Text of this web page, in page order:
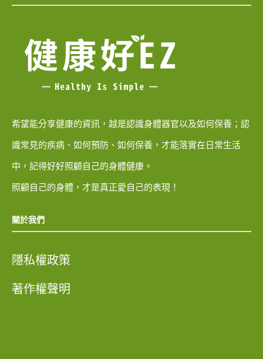
希望能分享健康的資訊，越是認識身體器官以及如何保養；認
識常見的疾病、如何預防、如何保養，才能落實在日常生活
中，記得好好照顧自己的身體健康。
照顧自己的身體，才是真正愛自己的表現！
關於我們
隱私權政策
著作權聲明